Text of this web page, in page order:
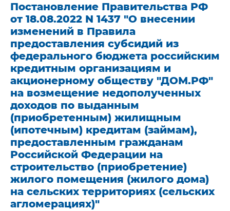
Постановление Правительства РФ
от 18.08.2022 N 1437 "О внесении
изменений в Правила
предоставления субсидий из
федерального бюджета российским
кредитным организациям и
акционерному обществу "ДОМ.РФ"
на возмещение недополученных
доходов по выданным
(приобретенным) жилищным
(ипотечным) кредитам (займам),
предоставленным гражданам
Российской Федерации на
строительство (приобретение)
жилого помещения (жилого дома)
на сельских территориях (сельских
агломерациях)"